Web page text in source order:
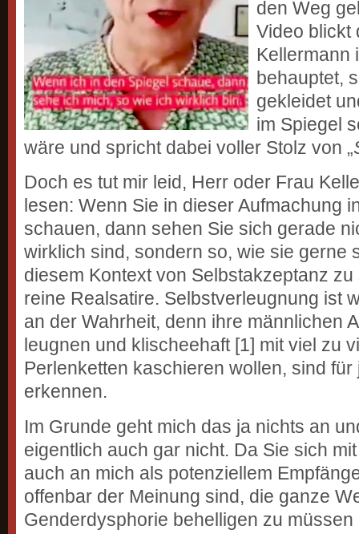
den Weg
Video blickt
Kellermann
behauptet,
gekleidet
im Spiegel
wäre und spricht dabei voller Stolz von „
Doch es tut mir leid, Herr oder Frau
lesen: Wenn Sie in dieser Aufmachung
schauen, dann sehen Sie sich gerade
wirklich sind, sondern so, wie sie gerne
diesem Kontext von Selbstakzeptanz
reine Realsatire. Selbstverleugnung ist
an der Wahrheit, denn ihre männlichen
leugnen und klischeehaft [1] mit viel zu
Perlenketten kaschieren wollen, sind
erkennen.
Im Grunde geht mich das ja nichts an
eigentlich auch gar nicht. Da Sie sich
auch an mich als potenziellem
offenbar der Meinung sind, die ganze
Genderdysphorie behelligen zu